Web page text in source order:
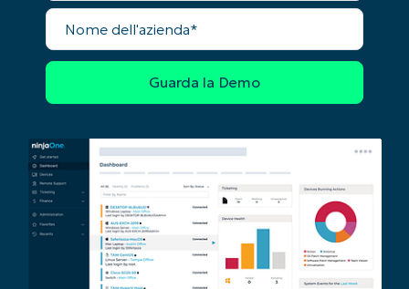
Nome
dell'azienda
number*
Paese
Company
name*